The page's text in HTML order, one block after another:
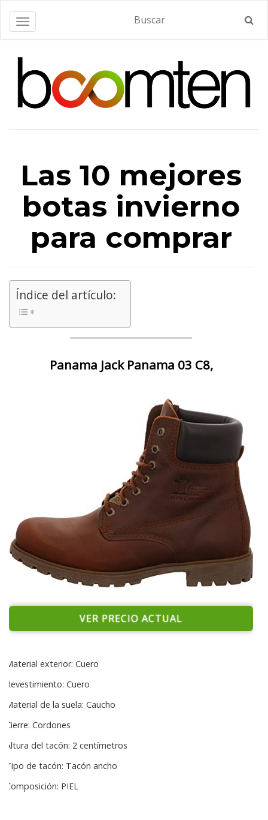
Alternar navegación
Las 10 mejores
botas invierno
para comprar
Índice del artículo:
Panama Jack Panama 03 C8,
VER PRECIO ACTUAL
Material exterior: Cuero
Revestimiento: Cuero
Material de la suela: Caucho
Cierre: Cordones
Altura del tacón: 2 centímetros
Tipo de tacón: Tacón ancho
Composición: PIEL